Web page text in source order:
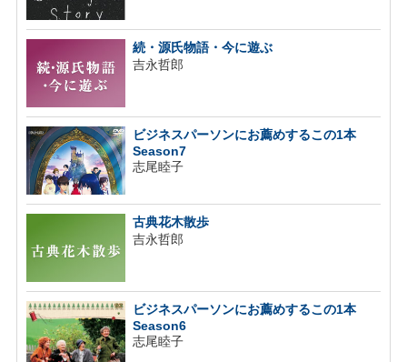
続・源氏物語・今に遊ぶ
吉永哲郎
ビジネスパーソンにお薦めするこの1本
Season7
志尾睦子
古典花木散歩
吉永哲郎
ビジネスパーソンにお薦めするこの1本
Season6
志尾睦子